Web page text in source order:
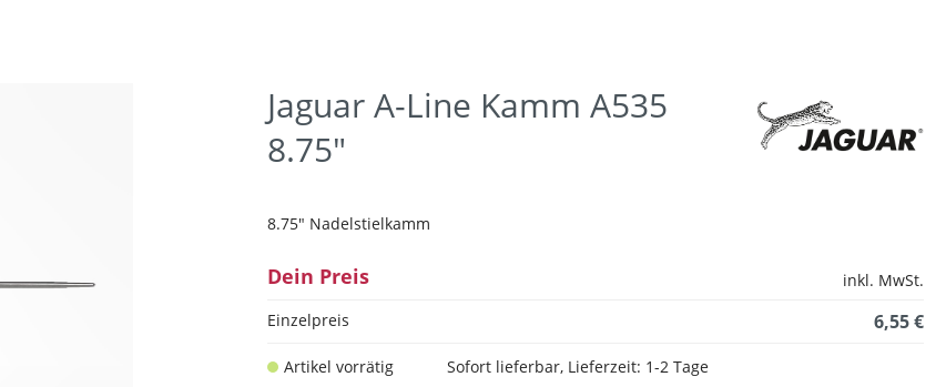
Jaguar A-Line Kamm A535
8.75"
8.75" Nadelstielkamm
Dein Preis
inkl. MwSt.
Einzelpreis
6,55 €
Artikel vorrätig
Sofort lieferbar, Lieferzeit: 1-2 Tage